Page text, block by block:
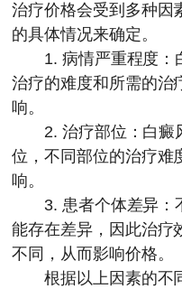
治疗价格会受到多种因
的具体情况来确定。
1. 病情严重程度：
治疗的难度和所需的治
响。
2. 治疗部位：白癜
位，不同部位的治疗难
响。
3. 患者个体差异：
能存在差异，因此治疗
不同，从而影响价格。
根据以上因素的不